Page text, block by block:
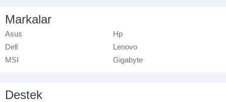
Markalar
Asus
Hp
Dell
Lenovo
MSI
Gigabyte
Destek